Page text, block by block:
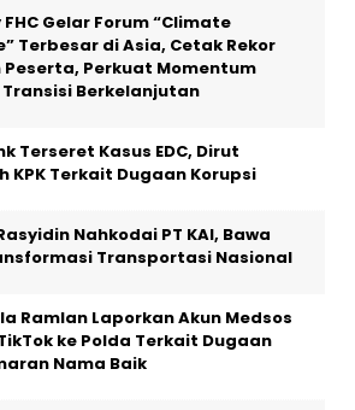
Gelar Forum “Climate
Terbesar di Asia, Cetak Rekor
Peserta, Perkuat Momentum
Transisi Berkelanjutan
Terseret Kasus EDC, Dirut
KPK Terkait Dugaan Korupsi
Nahkodai PT KAI, Bawa
Transportasi Nasional
Ramlan Laporkan Akun Medsos
ke Polda Terkait Dugaan
Nama Baik